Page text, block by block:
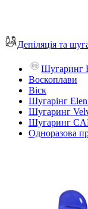
Депіляція та
Шугаринг
Воскоплави
Віск
Шугарінг
Шугаринг
Шугаринг
Одноразова